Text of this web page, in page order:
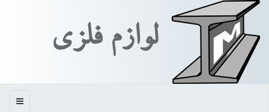
لوازم فلزی
منو